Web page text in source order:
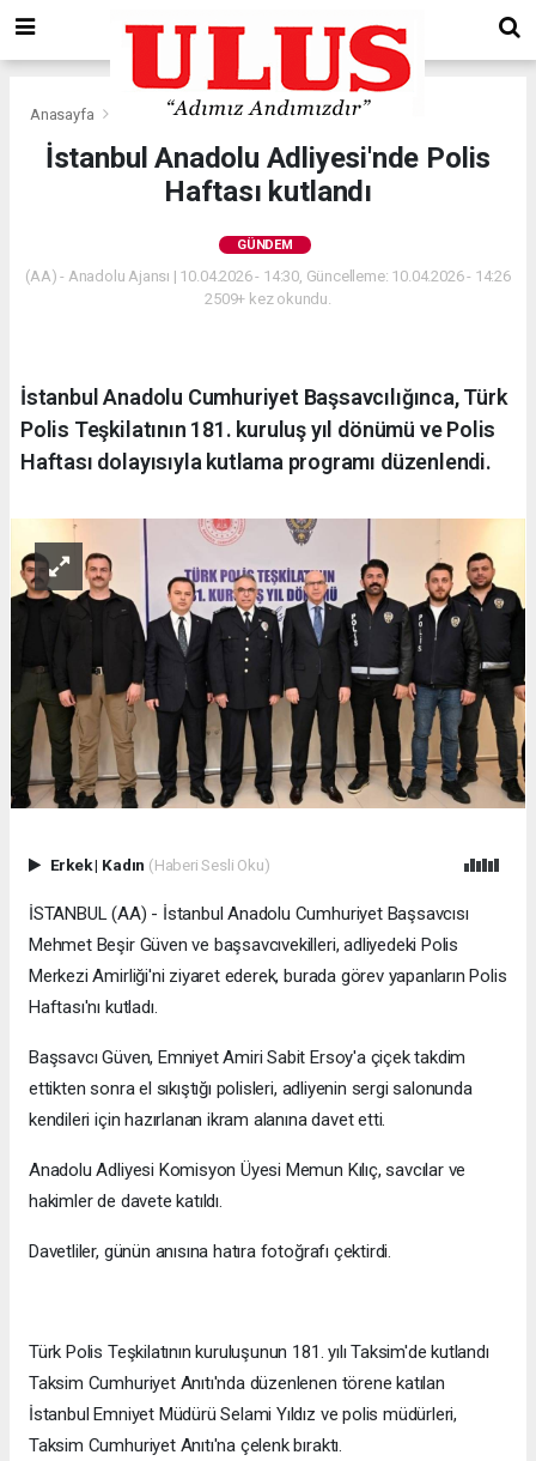
Anasayfa Gündem
İstanbul Anadolu Adliyesi'nde Polis
Haftası kutlandı
GÜNDEM
(AA) - Anadolu Ajansı | 10.04.2026 - 14:30, Güncelleme: 10.04.2026 - 14:26
2509+ kez okundu.
İstanbul Anadolu Cumhuriyet Başsavcılığınca, Türk
Polis Teşkilatının 181. kuruluş yıl dönümü ve Polis
Haftası dolayısıyla kutlama programı düzenlendi.
Erkek| Kadın (Haberi Sesli Oku)
İSTANBUL (AA) - İstanbul Anadolu Cumhuriyet Başsavcısı
Mehmet Beşir Güven ve başsavcıvekilleri, adliyedeki Polis
Merkezi Amirliği'ni ziyaret ederek, burada görev yapanların Polis
Haftası'nı kutladı.
Başsavcı Güven, Emniyet Amiri Sabit Ersoy'a çiçek takdim
ettikten sonra el sıkıştığı polisleri, adliyenin sergi salonunda
kendileri için hazırlanan ikram alanına davet etti.
Anadolu Adliyesi Komisyon Üyesi Memun Kılıç, savcılar ve
hakimler de davete katıldı.
Davetliler, günün anısına hatıra fotoğrafı çektirdi.
Türk Polis Teşkilatının kuruluşunun 181. yılı Taksim'de kutlandı
Taksim Cumhuriyet Anıtı'nda düzenlenen törene katılan
İstanbul Emniyet Müdürü Selami Yıldız ve polis müdürleri,
Taksim Cumhuriyet Anıtı'na çelenk bıraktı.